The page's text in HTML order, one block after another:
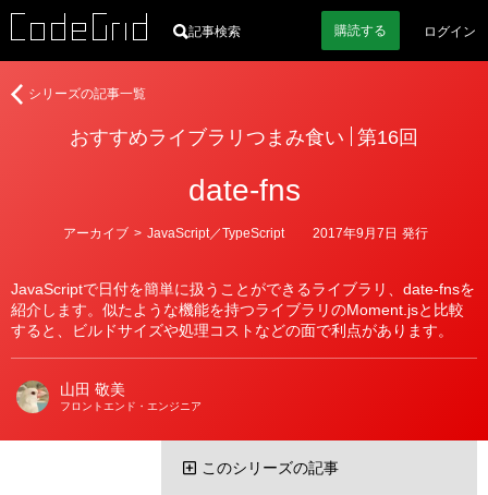
記事検索 購読する ログイン
おすすめライブラリつまみ食い 第16回
date-fns
JavaScriptで日付を簡単に扱うことができるライブラリ、date-fnsを
紹介します。似たような機能を持つライブラリのMoment.jsと比較
すると、ビルドサイズや処理コストなどの面で利点があります。
カ
ー
アーカイブ > JavaScript／TypeScript 2017年9月7日 発行
者
山田 敬美
フロントエンド・エンジニア
お
つ
ま
い
シリーズの記事一覧
このシリーズの記事